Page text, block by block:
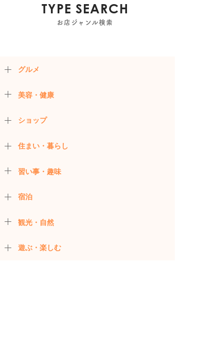
TYPE SEARCH
お店ジャンル検索
グルメ
美容・健康
ショップ
住まい・暮らし
習い事・趣味
宿泊
観光・自然
遊ぶ・楽しむ